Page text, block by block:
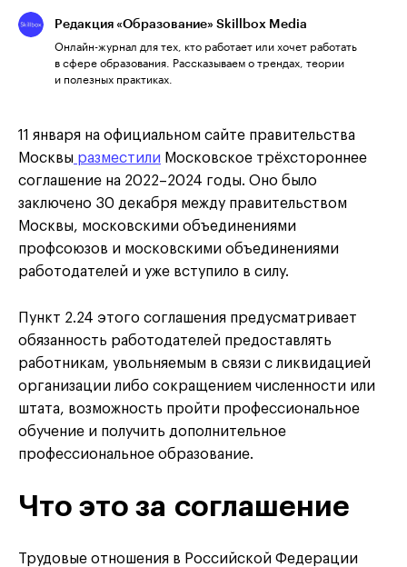
Редакция «Образование» Skillbox Media
Онлайн-журнал для тех, кто работает или хочет работать
в сфере образования. Рассказываем о трендах, теории
и полезных практиках.
11 января на официальном сайте правительства
Москвы разместили Московское трёхстороннее
соглашение на 2022–2024 годы. Оно было
заключено 30 декабря между правительством
Москвы, московскими объединениями
профсоюзов и московскими объединениями
работодателей и уже вступило в силу.
Пункт 2.24 этого соглашения предусматривает
обязанность работодателей предоставлять
работникам, увольняемым в связи с ликвидацией
организации либо сокращением численности или
штата, возможность пройти профессиональное
обучение и получить дополнительное
профессиональное образование.
Что это за соглашение
Трудовые отношения в Российской Федерации